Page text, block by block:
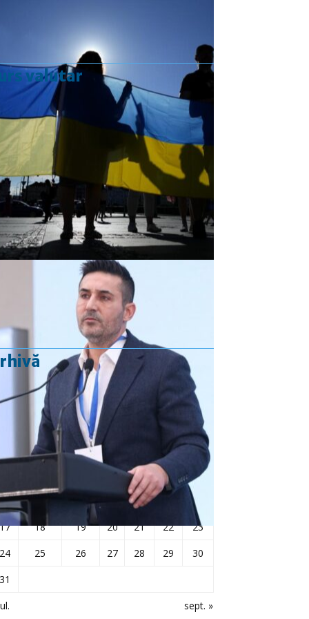
valutar
Curs valutar: 07 Aug 2026
EUR
: 5,2554 RON
+0,0041 ▲
: 4,5584 RON
+0,0077 ▲
: 5,6244 RON
+0,0023 ▲
GBP : 6,1277 RON
+0,0041 ▲
Convertor valutar
»
august 2015
Ma Mi D
sept. »
1
2
6 7 8
9
14
16
18 19 20 21 22
23
25 26 27 28 29
30